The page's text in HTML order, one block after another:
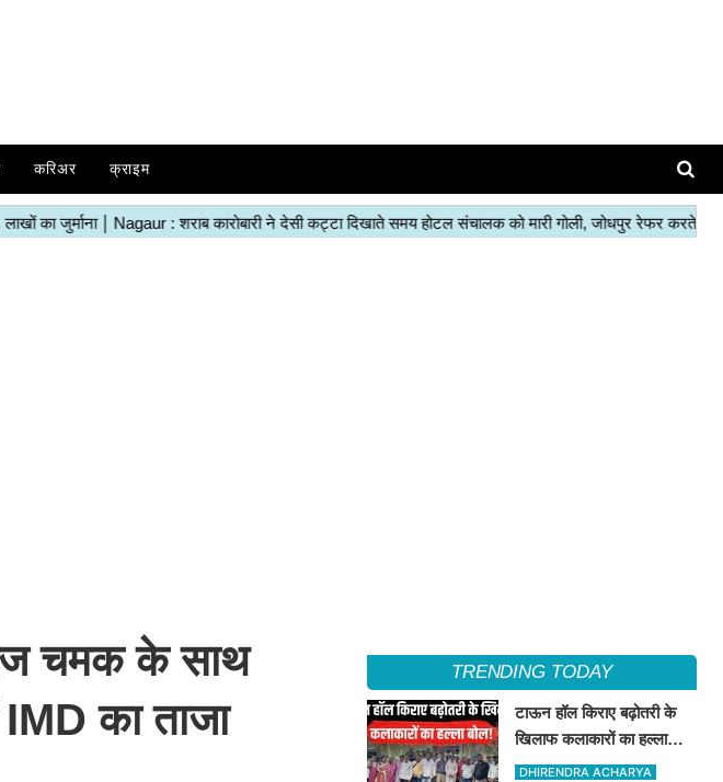
करिअर क्राइम
चमक के साथ
का ताजा
TRENDING TODAY
टाऊन हॉल किराए बढ़ोतरी के
खिलाफ कलाकारों का हल्ला
बोल!
DHIRENDRA ACHARYA